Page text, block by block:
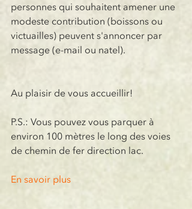
personnes qui souhaitent amener une
modeste contribution (boissons ou
victuailles) peuvent s'annoncer par
message (e-mail ou natel).
Au plaisir de vous accueillir!
P.S.: Vous pouvez vous parquer à
environ 100 mètres le long des voies
de chemin de fer direction lac.
En savoir plus